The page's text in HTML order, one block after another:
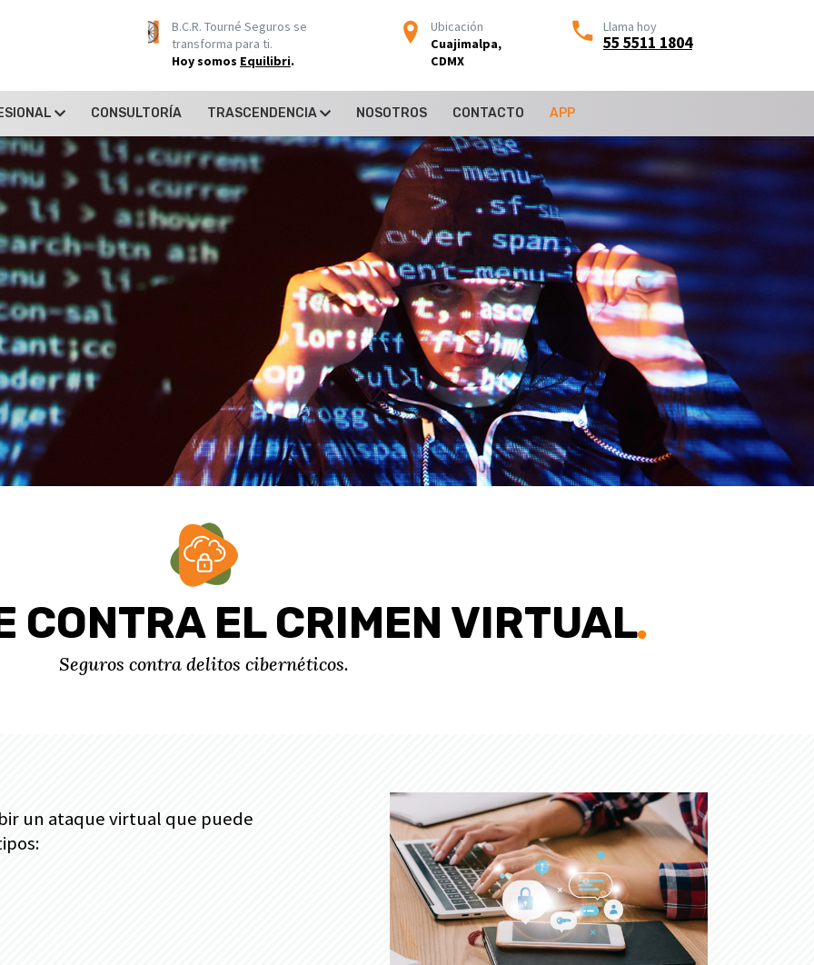
B.C.R. Tourné Seguros se
transforma para ti.
Hoy somos Equilibri.
Ubicación
Cuajimalpa,
CDMX
Llama hoy
55 5511 1804
CONSULTORÍA TRASCENDENCIA NOSOTROS CONTACTO APP
CONTRA EL CRIMEN VIRTUAL
Seguros contra delitos cibernéticos.
un ataque virtual que puede